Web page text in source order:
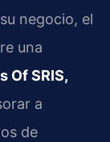
negocio, el
una
Of SRIS,
a
de